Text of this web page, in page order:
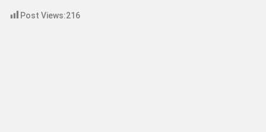
Post Views:216